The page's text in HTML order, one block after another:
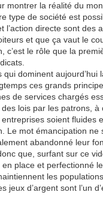
montrer la réalité du
type de société est
l’action directe sont des
et que ça vaut le
c’est le rôle que la
qui dominent aujourd’hui
ces grands
de services chargés
lois par les patrons, à
soient fluides
Le mot émancipation ne
abandonné leur
que, surfant sur ce
place et perfectionné
les
jeux d’argent sont l’un